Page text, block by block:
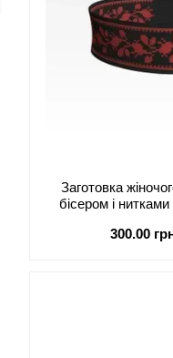
Заготовка
бісером і
Сокальська
300.00